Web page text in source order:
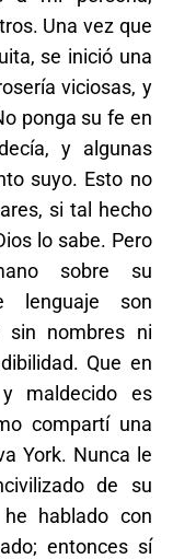
Una vez que
se inició una
viciosas, y
ponga su fe en
y algunas
suyo. Esto no
si tal hecho
lo sabe. Pero
sobre su
lenguaje son
sin nombres ni
Que en
maldecido es
compartí una
York. Nunca le
de su
hablado con
entonces sí